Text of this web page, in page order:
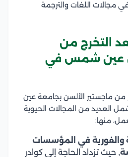
مجالات اللغات والترجمة
التخرج من
عين شمس في
ماجستير الألسن بجامعة عين
العديد من المجالات الحيوية
منها:
والفورية في المؤسسات
, حيث تزداد الحاجة إلى كوادر